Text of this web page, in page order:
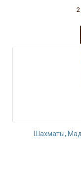
Шахматы,